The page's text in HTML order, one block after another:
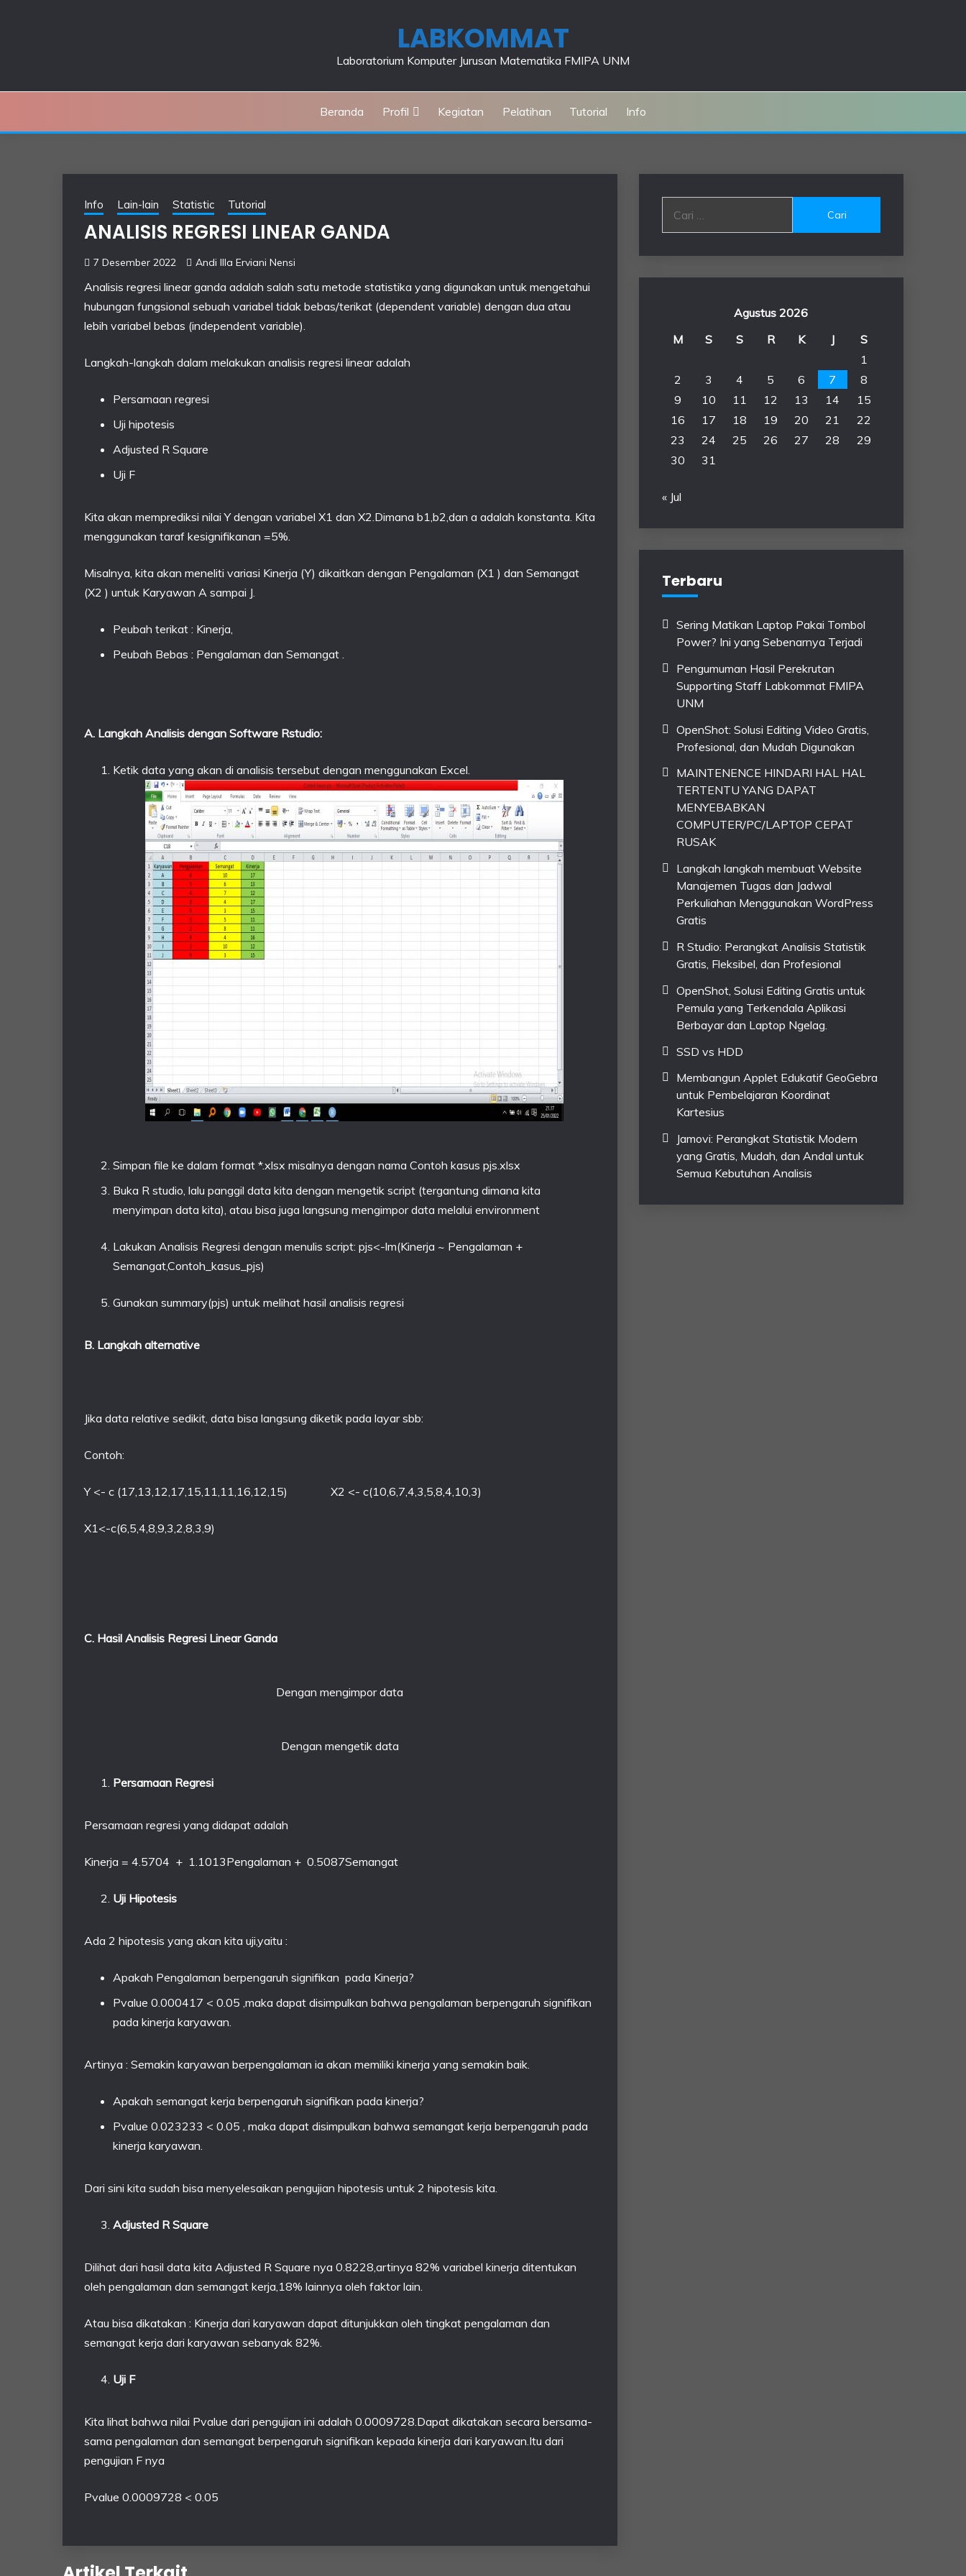
LABKOMMAT
Laboratorium Komputer Jurusan Matematika FMIPA UNM
Beranda Profil Kegiatan Pelatihan Tutorial Info
Info Lain-lain Statistic Tutorial
ANALISIS REGRESI LINEAR GANDA
7 Desember 2022 Andi IIla Erviani Nensi
Analisis regresi linear ganda adalah salah satu metode statistika yang digunakan untuk mengetahui
hubungan fungsional sebuah variabel tidak bebas/terikat (dependent variable) dengan dua atau
lebih variabel bebas (independent variable).
Langkah-langkah dalam melakukan analisis regresi linear adalah
Persamaan regresi
Uji hipotesis
Adjusted R Square
Uji F
Kita akan memprediksi nilai Y dengan variabel X1 dan X2.Dimana b1,b2,dan a adalah konstanta. Kita
menggunakan taraf kesignifikanan =5%.
Misalnya, kita akan meneliti variasi Kinerja (Y) dikaitkan dengan Pengalaman (X1 ) dan Semangat
(X2 ) untuk Karyawan A sampai J.
Peubah terikat : Kinerja,
Peubah Bebas : Pengalaman dan Semangat .
A. Langkah Analisis dengan Software Rstudio:
Ketik data yang akan di analisis tersebut dengan menggunakan Excel.
Simpan file ke dalam format *.xlsx misalnya dengan nama Contoh kasus pjs.xlsx
Buka R studio, lalu panggil data kita dengan mengetik script (tergantung dimana kita
menyimpan data kita), atau bisa juga langsung mengimpor data melalui environment
Lakukan Analisis Regresi dengan menulis script: pjs<-lm(Kinerja ~ Pengalaman +
Semangat,Contoh_kasus_pjs)
Gunakan summary(pjs) untuk melihat hasil analisis regresi
B. Langkah alternative
Jika data relative sedikit, data bisa langsung diketik pada layar sbb:
Contoh:
Y <- c (17,13,12,17,15,11,11,16,12,15) X2 <- c(10,6,7,4,3,5,8,4,10,3)
X1<-c(6,5,4,8,9,3,2,8,3,9)
C. Hasil Analisis Regresi Linear Ganda
Dengan mengimpor data
Dengan mengetik data
Persamaan Regresi
Persamaan regresi yang didapat adalah
Kinerja = 4.5704 + 1.1013Pengalaman + 0.5087Semangat
Uji Hipotesis
Ada 2 hipotesis yang akan kita uji,yaitu :
Apakah Pengalaman berpengaruh signifikan pada Kinerja?
Pvalue 0.000417 < 0.05 ,maka dapat disimpulkan bahwa pengalaman berpengaruh signifikan
pada kinerja karyawan.
Artinya : Semakin karyawan berpengalaman ia akan memiliki kinerja yang semakin baik.
Apakah semangat kerja berpengaruh signifikan pada kinerja?
Pvalue 0.023233 < 0.05 , maka dapat disimpulkan bahwa semangat kerja berpengaruh pada
kinerja karyawan.
Dari sini kita sudah bisa menyelesaikan pengujian hipotesis untuk 2 hipotesis kita.
Adjusted R Square
Dilihat dari hasil data kita Adjusted R Square nya 0.8228,artinya 82% variabel kinerja ditentukan
oleh pengalaman dan semangat kerja,18% lainnya oleh faktor lain.
Atau bisa dikatakan : Kinerja dari karyawan dapat ditunjukkan oleh tingkat pengalaman dan
semangat kerja dari karyawan sebanyak 82%.
Uji F
Kita lihat bahwa nilai Pvalue dari pengujian ini adalah 0.0009728.Dapat dikatakan secara bersama-
sama pengalaman dan semangat berpengaruh signifikan kepada kinerja dari karyawan.Itu dari
pengujian F nya
Pvalue 0.0009728 < 0.05
untuk:
Agustus 2026
M
S S R K J
S
1
2
3 4 5 6 7
8
9
10 11 12 13 14
15
16
17 18 19 20 21
22
23
24 25 26 27 28
29
30
31
« Jul
Terbaru
Sering Matikan Laptop Pakai Tombol
Power? Ini yang Sebenarnya Terjadi
Pengumuman Hasil Perekrutan
Supporting Staff Labkommat FMIPA
UNM
OpenShot: Solusi Editing Video Gratis,
Profesional, dan Mudah Digunakan
MAINTENENCE HINDARI HAL HAL
TERTENTU YANG DAPAT
MENYEBABKAN
COMPUTER/PC/LAPTOP CEPAT
RUSAK
Langkah langkah membuat Website
Manajemen Tugas dan Jadwal
Perkuliahan Menggunakan WordPress
Gratis
R Studio: Perangkat Analisis Statistik
Gratis, Fleksibel, dan Profesional
OpenShot, Solusi Editing Gratis untuk
Pemula yang Terkendala Aplikasi
Berbayar dan Laptop Ngelag.
SSD vs HDD
Membangun Applet Edukatif GeoGebra
untuk Pembelajaran Koordinat
Kartesius
Jamovi: Perangkat Statistik Modern
yang Gratis, Mudah, dan Andal untuk
Semua Kebutuhan Analisis